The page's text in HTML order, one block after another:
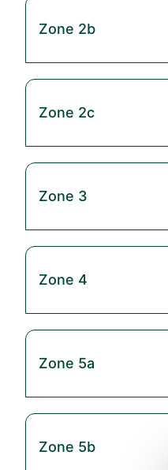
Zone 2b
Zone 2c
Zone 3
Zone 4
Zone 5a
Zone 5b